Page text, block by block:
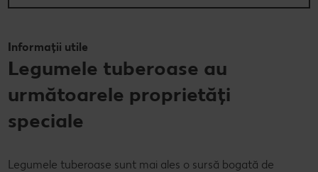
Informații utile
Legumele tuberoase au
următoarele proprietăți
speciale
Legumele tuberoase sunt mai ales o sursă bogată de